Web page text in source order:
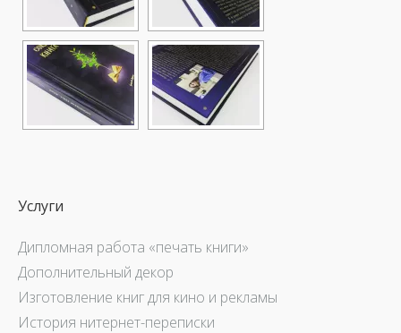
Услуги
Дипломная работа «печать книги»
Дополнительный декор
Изготовление книг для кино и рекламы
История нитернет-переписки